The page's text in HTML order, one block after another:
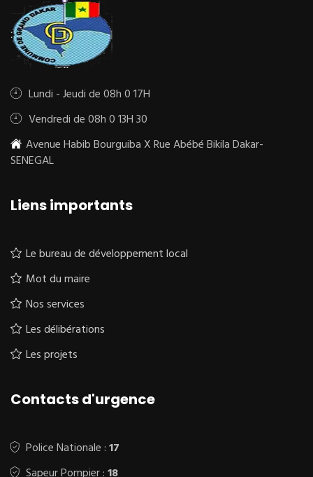
Lundi - Jeudi de 08h 0 17H
Vendredi de 08h 0 13H 30
Avenue Habib Bourguiba X Rue Abébé Bikila Dakar-
SENEGAL
Liens importants
Le bureau de développement local
Mot du maire
Nos services
Les délibérations
Les projets
Contacts d'urgence
Police Nationale :17
Sapeur Pompier :18